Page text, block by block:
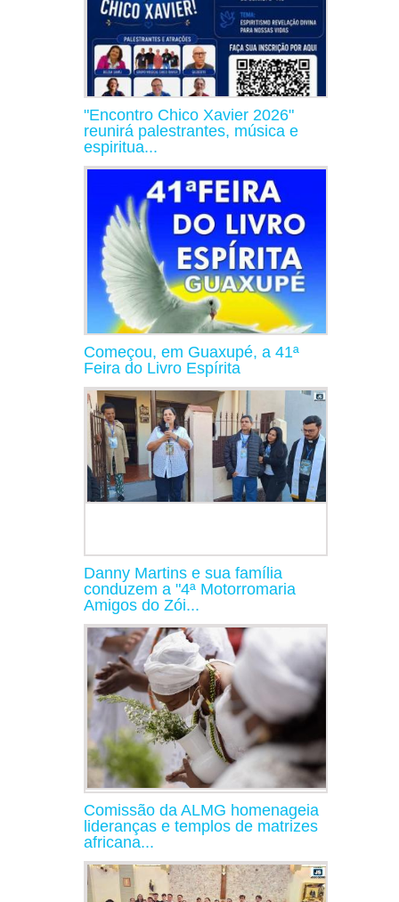
"Encontro Chico Xavier 2026"
reunirá palestrantes, música e
espiritua...
Começou, em Guaxupé, a 41ª
Feira do Livro Espírita
Danny Martins e sua família
conduzem a "4ª Motorromaria
Amigos do Zói...
Comissão da ALMG homenageia
lideranças e templos de matrizes
africana...